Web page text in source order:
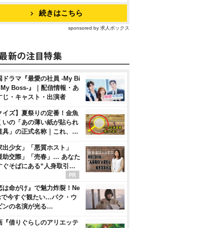
続きはこちら
sponsored by 求人ボックス
ドラマ『最愛の社員 -My Bi
Boss-』｜配信情報・あ
じ・キャスト・出演者
イズ】夏祭りの定番！金魚
いの「あの薄い紙が貼られ
具」の正式名称｜これ、…
出少女」「悪質ホスト」
助交際」「売春」… あなた
ぐそばにある“人身取引…
は命がけ』で魅力炸裂！Ne
今すぐ観たい…パク・ウ
ンの名演が光る…
『借りぐらしのアリエッテ